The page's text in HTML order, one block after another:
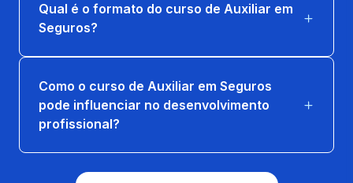
Qual é o formato do curso de Auxiliar em
Seguros?
Como o curso de Auxiliar em Seguros
pode influenciar no desenvolvimento
profissional?